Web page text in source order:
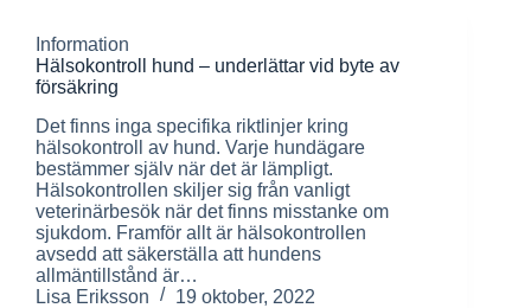
Information
Hälsokontroll hund – underlättar vid byte av
försäkring
Det finns inga specifika riktlinjer kring
hälsokontroll av hund. Varje hundägare
bestämmer själv när det är lämpligt.
Hälsokontrollen skiljer sig från vanligt
veterinärbesök när det finns misstanke om
sjukdom. Framför allt är hälsokontrollen
avsedd att säkerställa att hundens
allmäntillstånd är…
Lisa Eriksson
19 oktober, 2022